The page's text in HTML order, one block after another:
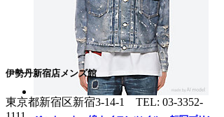
伊勢丹新宿店メンズ館
東京都新宿区新宿3-14-1 TEL: 03-3352-